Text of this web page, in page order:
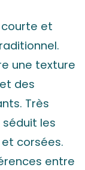
et
une texture
des
Très
les
corsées.
entre